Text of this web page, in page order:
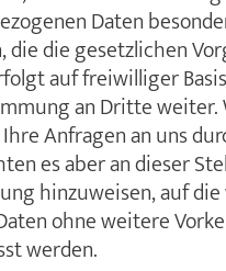
Daten
die gesetzlichen
auf freiwilliger
an Dritte
Anfragen an uns
es aber an dieser
hinzuweisen, auf
ohne weitere
werden.